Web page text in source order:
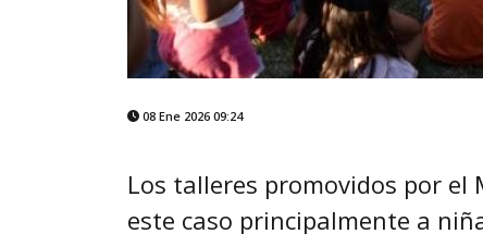
08 Ene 2026 09:24
Los talleres promovidos por
este caso principalmente a